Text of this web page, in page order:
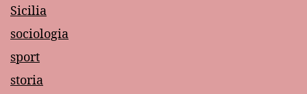
Sicilia
sociologia
sport
storia